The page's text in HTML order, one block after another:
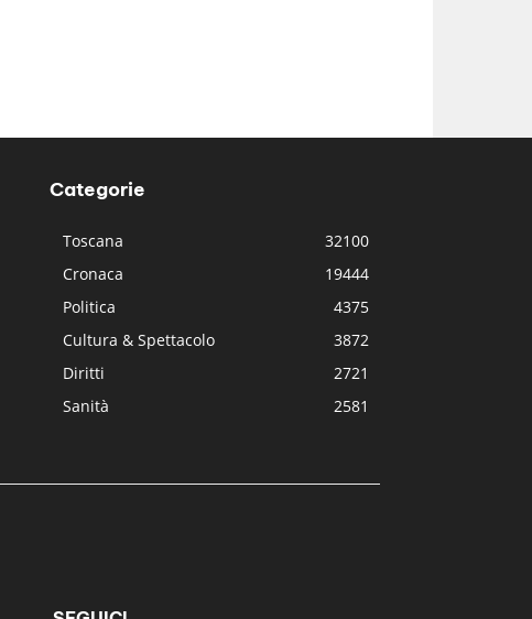
Categorie
Toscana
32100
Cronaca
19444
Politica
4375
Cultura & Spettacolo
3872
Diritti
2721
Sanità
2581